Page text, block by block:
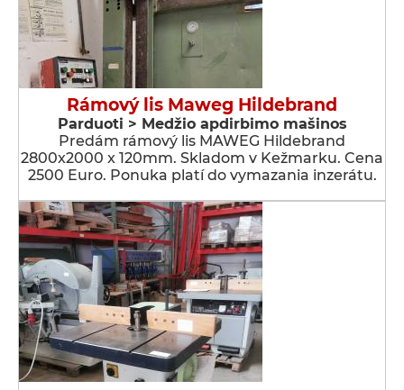
Rámový lis Maweg Hildebrand
Parduoti > Medžio apdirbimo mašinos
Predám rámový lis MAWEG Hildebrand
2800x2000 x 120mm. Skladom v Kežmarku. Cena
2500 Euro. Ponuka platí do vymazania inzerátu.